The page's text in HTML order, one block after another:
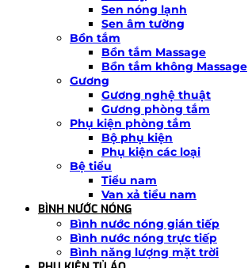
Sen nóng lạnh
Sen âm tường
Bồn tắm
Bồn tắm Massage
Bồn tắm không Massage
Gương
Gương nghệ thuật
Gương phòng tắm
Phụ kiện phòng tắm
Bộ phụ kiện
Phụ kiện các loại
Bệ tiểu
Tiểu nam
Van xả tiểu nam
BÌNH NƯỚC NÓNG
Bình nước nóng gián tiếp
Bình nước nóng trực tiếp
Bình năng lượng mặt trời